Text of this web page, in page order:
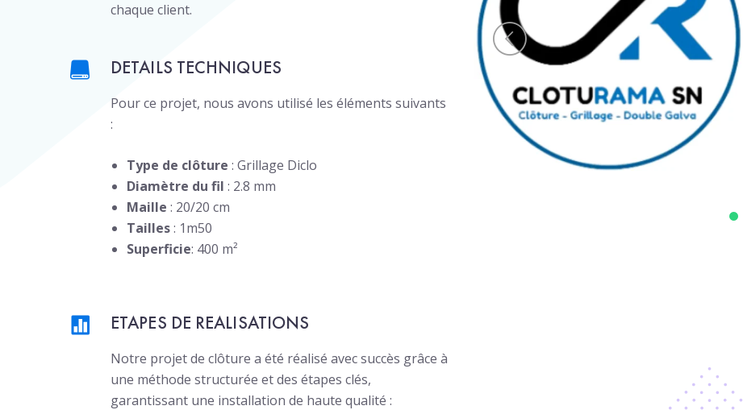
chaque client.
DETAILS TECHNIQUES
Pour ce projet, nous avons utilisé les éléments suivants
:
Type de clôture : Grillage Diclo
Diamètre du fil : 2.8 mm
Maille : 20/20 cm
Tailles: 1m50
Superficie: 400 m²
ETAPES DE REALISATIONS
Notre projet de clôture a été réalisé avec succès grâce à
une méthode structurée et des étapes clés,
garantissant une installation de haute qualité :